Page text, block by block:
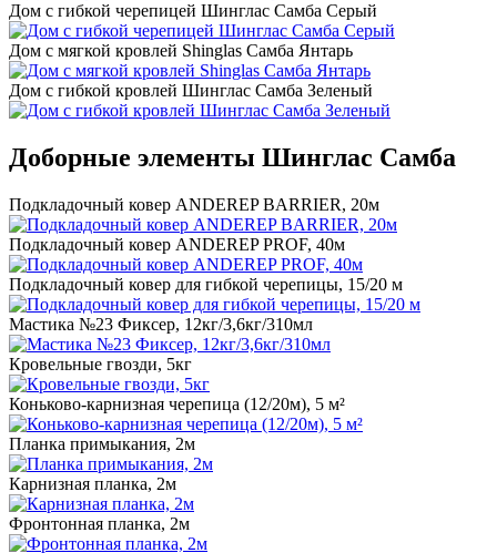
Дом с гибкой черепицей Шинглас Самба Серый
Дом с мягкой кровлей Shinglas Самба Янтарь
Дом с гибкой кровлей Шинглас Самба Зеленый
Доборные элементы Шинглас Самба
Подкладочный ковер ANDEREP BARRIER, 20м
Подкладочный ковер ANDEREP PROF, 40м
Подкладочный ковер для гибкой черепицы, 15/20 м
Мастика №23 Фиксер, 12кг/3,6кг/310мл
Кровельные гвозди, 5кг
Коньково-карнизная черепица (12/20м), 5 м²
Планка примыкания, 2м
Карнизная планка, 2м
Фронтонная планка, 2м